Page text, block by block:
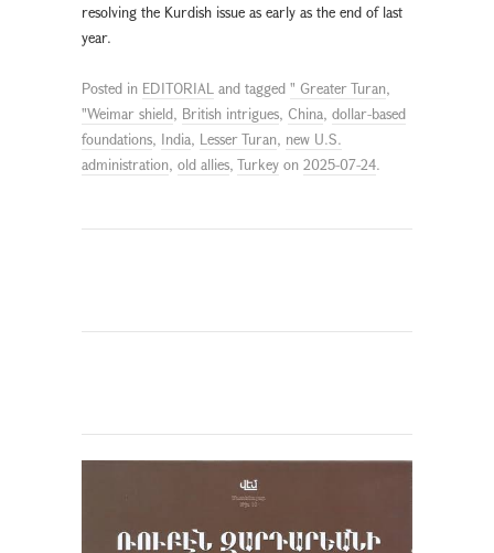
resolving the Kurdish issue as early as the end of last
year.
Posted in EDITORIAL and tagged " Greater Turan,
"Weimar shield, British intrigues, China, dollar-based
foundations, India, Lesser Turan, new U.S.
administration, old allies, Turkey on 2025-07-24.